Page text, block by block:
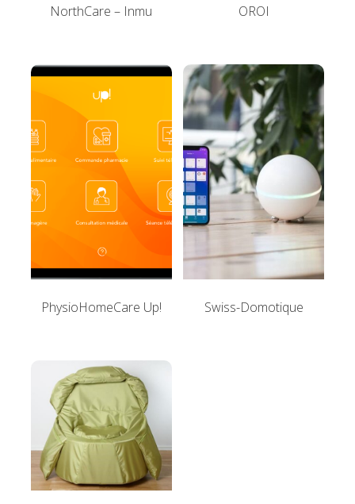
NorthCare – Inmu OROI
PhysioHomeCare Up! Swiss-Domotique